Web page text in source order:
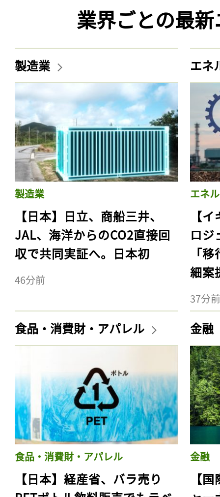
業界ごとの最
製造業
製造業
【日本】日立、商船三井、
JAL、海洋からのCO2直接回
収で共同実証へ。日本初
46分前
エネ
エネ
【
ロジ
「
細案
37分前
食品・消費財・アパレル
食品・消費財・アパレル
【日本】経産省、バラ売り
金融
金融
【